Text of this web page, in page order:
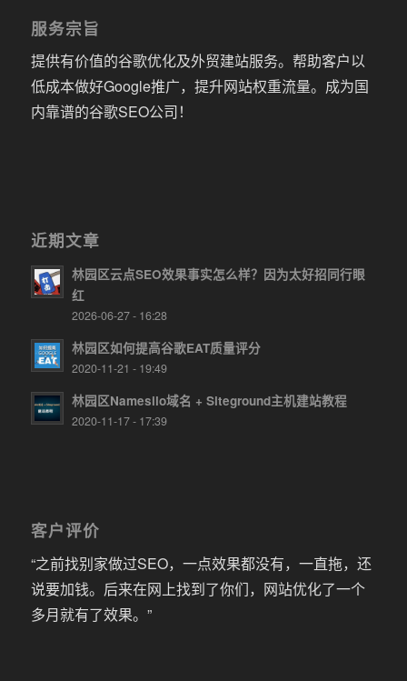
服务宗旨
提供有价值的谷歌优化及外贸建站服务。帮助客户以
低成本做好Google推广，提升网站权重流量。成为国
内靠谱的谷歌SEO公司！
近期文章
林园区云点SEO效果事实怎么样？因为太好招同行眼
红
2026-06-27 - 16:28
林园区如何提高谷歌EAT质量评分
2020-11-21 - 19:49
林园区Namesilo域名 + Siteground主机建站教程
2020-11-17 - 17:39
客户评价
“之前找别家做过SEO，一点效果都没有，一直拖，还
说要加钱。后来在网上找到了你们，网站优化了一个
多月就有了效果。”